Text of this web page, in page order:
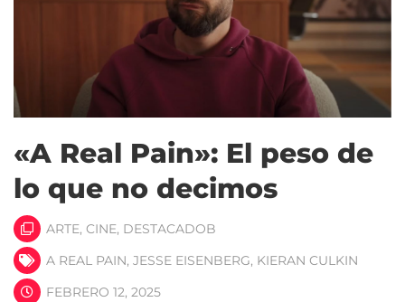
«A Real Pain»: El peso de
lo que no decimos
ARTE, CINE, DESTACADOB
A REAL PAIN, JESSE EISENBERG, KIERAN CULKIN
FEBRERO 12, 2025